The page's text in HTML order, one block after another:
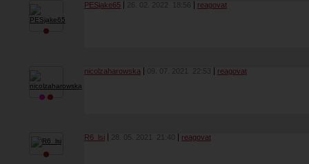
PESjake65 18:56 reagovat
nicolzaharowska 09. 07. 2021 22:53 reagovat
R6_lsi 28. 05. 2021 21:40 reagovat